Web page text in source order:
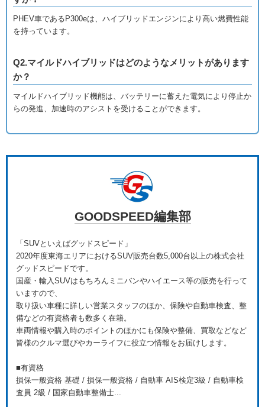
PHEV車であるP300eは、ハイブリッドエンジンにより高い燃費性能
を持っています。
Q2.マイルドハイブリッドはどのようなメリットがあります
か？
マイルドハイブリッド機能は、バッテリーに蓄えた電気により停止か
らの発進、加速時のアシストを受けることができます。
GOODSPEED編集部
「SUVといえばグッドスピード」
2020年度東海エリアにおけるSUV販売台数5,000台以上の株式会社
グッドスピードです。
国産・輸入SUVはもちろんミニバンやハイエース等の販売を行って
いますので、
取り扱い車種に詳しい営業スタッフのほか、保険や自動車検査、整
備などの有資格者も数多く在籍。
車両情報や購入時のポイントのほかにも保険や整備、買取などなど
皆様のクルマ選びやカーライフに役立つ情報をお届けします。
■有資格
損保一般資格 基礎 / 損保一般資格 / 自動車 AIS検定3級 / 自動車検
査員 2級 / 国家自動車整備士...